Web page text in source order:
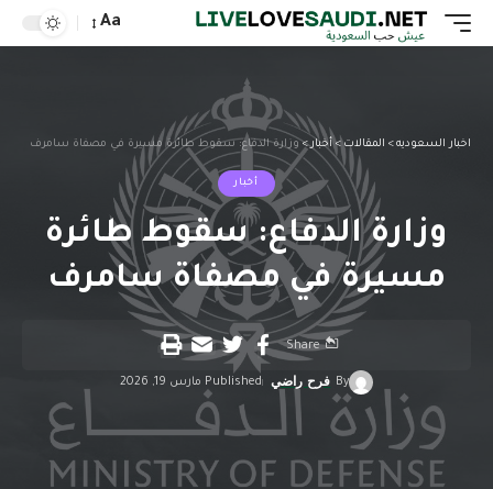
Aa
اخبار السعوديه> المقالات> أخبار> وزارة الدفاع: سقوط طائرة مسيرة في مصفاة سامرف
أخبار
وزارة الدفاع: سقوط طائرة
مسيرة في مصفاة سامرف
By فرح راضي Published مارس 19, 2026
Share